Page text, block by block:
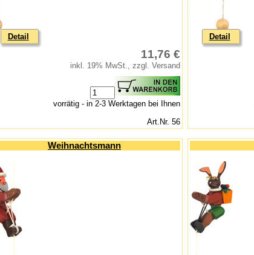
Detail
11,76 €
inkl. 19% MwSt., zzgl. Versand
vorrätig - in 2-3 Werktagen bei Ihnen
Art.Nr. 56
Detail
Weihnachtsmann